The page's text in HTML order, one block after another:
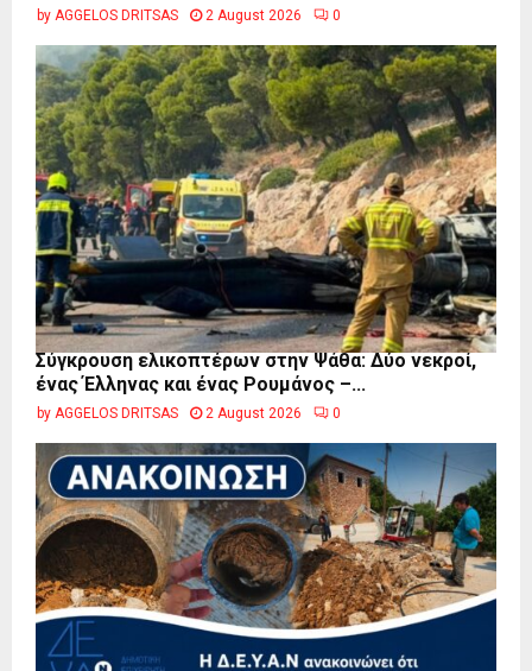
by AGGELOS DRITSAS 2 August 2026 0
Σύγκρουση ελικοπτέρων στην Ψάθα: Δύο νεκροί,
ένας Έλληνας και ένας Ρουμάνος –...
by AGGELOS DRITSAS 2 August 2026 0